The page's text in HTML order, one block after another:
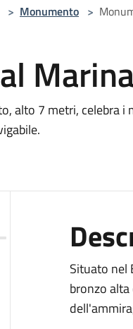
> Monumento >
alto 7 metri, celebra
Situato nel
bronzo